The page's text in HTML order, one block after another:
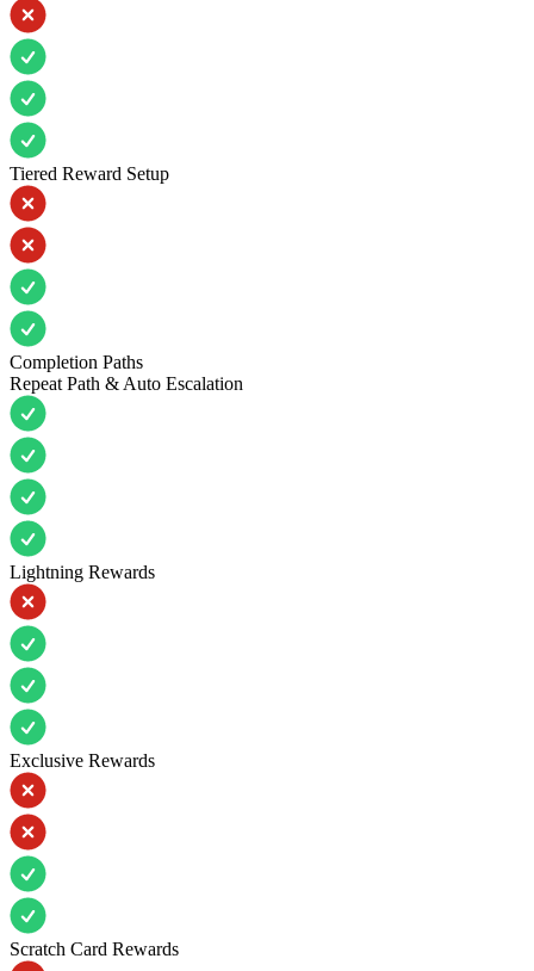
Tiered Reward Setup
Completion Paths
Repeat Path & Auto Escalation
Lightning Rewards
Exclusive Rewards
Scratch Card Rewards